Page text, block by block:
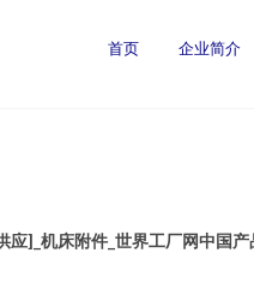
首页 企业简介
]_机床附件_世界工厂网中国